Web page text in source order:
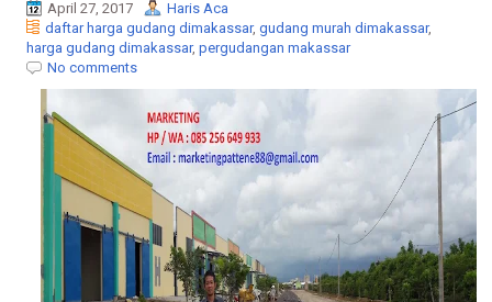
a
v
g
t
i
o
n
April 27, 2017
Haris Aca
daftar harga gudang dimakassar, gudang murah dimakassar,
harga gudang dimakassar, pergudangan makassar
No comments